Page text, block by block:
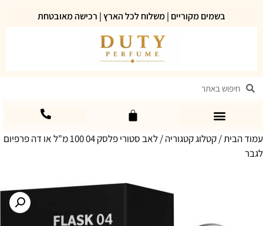
בשמים מקוריים | משלוח לכל הארץ | רכישה מאובטחת
עמוד הבית/קטלוג קטגוריה
/ לאב סטורי פלסק 04 100 מ"ל או דה פרפיום
לגבר